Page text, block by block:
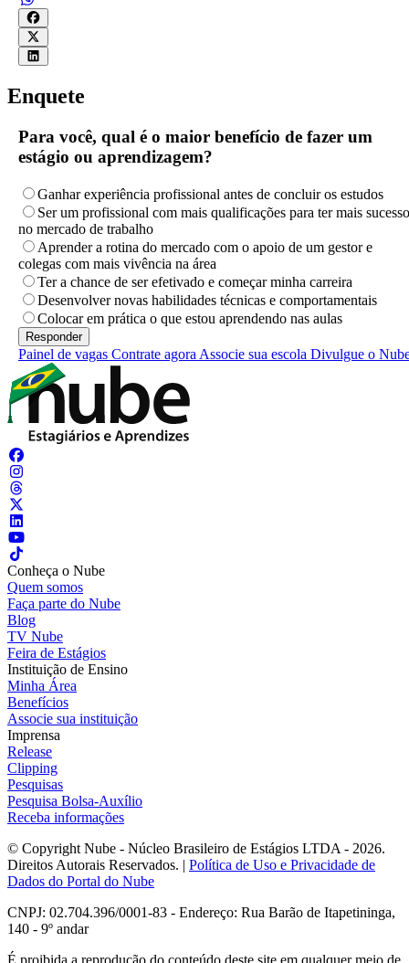
Enquete
Para você, qual é o maior benefício de fazer um
estágio ou aprendizagem?
Ganhar experiência profissional antes de concluir os estudos
Ser um profissional com mais qualificações para ter mais sucesso
no mercado de trabalho
Aprender a rotina do mercado com o apoio de um gestor e
colegas com mais vivência na área
Ter a chance de ser efetivado e começar minha carreira
Desenvolver novas habilidades técnicas e comportamentais
Colocar em prática o que estou aprendendo nas aulas
Painel de vagas Contrate agora Associe sua escola Divulgue o
Conheça o Nube
Quem somos
Faça parte do Nube
Blog
TV Nube
Feira de Estágios
Instituição de Ensino
Minha Área
Benefícios
Associe sua instituição
Imprensa
Release
Clipping
Pesquisas
Pesquisa Bolsa-Auxílio
Receba informações
© Copyright Nube - Núcleo Brasileiro de Estágios LTDA - 2026.
Direitos Autorais Reservados. | Política de Uso e Privacidade de
Dados do Portal do Nube
CNPJ: 02.704.396/0001-83 - Endereço: Rua Barão de Itapetininga,
140 - 9º andar
É proibida a reprodução do conteúdo deste site em qualquer meio de